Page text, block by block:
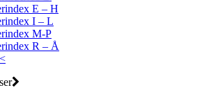
E – H
I – L
M-P
R – Å